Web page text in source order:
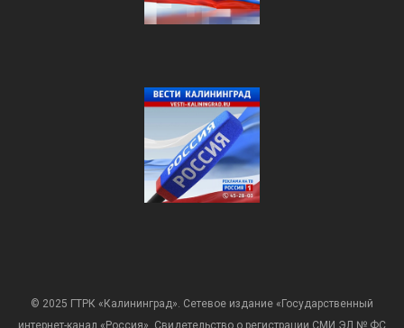
© 2025 ГТРК «Калининград». Сетевое издание «Государственный
интернет-канал «Россия». Свидетельство о регистрации СМИ ЭЛ № ФС